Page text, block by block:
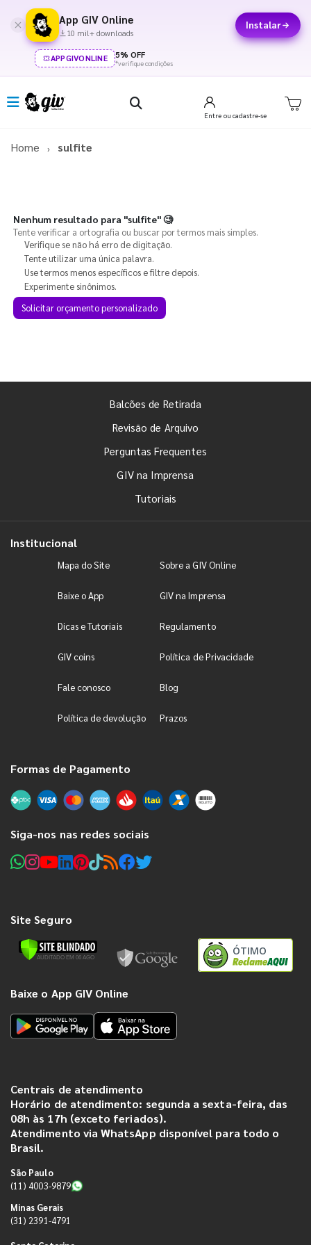
App GIV Online
10 mil+ downloads
Instalar
APPGIVONLINE 5% OFF
*verifique condições
Entre ou cadastre-se
Home sulfite
Nenhum resultado para "sulfite"🧐
Tente verificar a ortografia ou buscar por termos mais simples.
Verifique se não há erro de digitação.
Tente utilizar uma única palavra.
Use termos menos específicos e filtre depois.
Experimente sinônimos.
Solicitar orçamento personalizado
Balcões de Retirada
Revisão de Arquivo
Perguntas Frequentes
GIV na Imprensa
Tutoriais
Institucional
Mapa do Site Sobre a GIV Online
Baixe o App GIV na Imprensa
Dicas e Tutoriais Regulamento
GIV coins Política de Privacidade
Fale conosco Blog
Política de devolução Prazos
Formas de Pagamento
Siga-nos nas redes sociais
Site Seguro
ÓTIMO
Baixe o App GIV Online
Centrais de atendimento
Horário de atendimento: segunda a sexta-feira, das
08h às 17h (exceto feriados).
Atendimento via WhatsApp disponível para todo o
Brasil.
São Paulo
(11) 4003-9879
Minas Gerais
(31) 2391-4791